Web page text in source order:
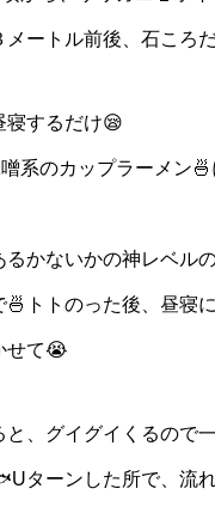
メートル前後、石ころ
寝するだけ😪
系のカップラーメン
かないかの神レベル
🍜トトのった後、昼寝
せて😭
、グイグイくるので
ターンした所で、流